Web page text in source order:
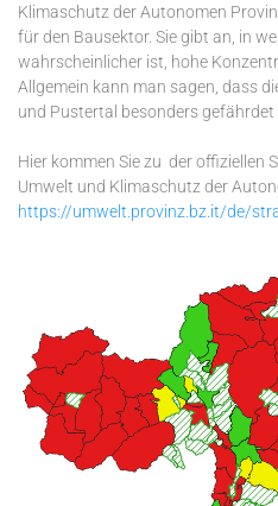
Klimaschutz der Autonomen
für den Bausektor. Sie gibt an, in
wahrscheinlicher ist, hohe
Allgemein kann man sagen, dass
und Pustertal besonders gefährdet
Hier kommen Sie zu der offiziellen
Umwelt und Klimaschutz der
https://umwelt.provinz.bz.it/de/